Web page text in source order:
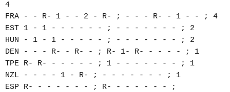
4
FRA - - R- 1 - - 2 - R- ; - - - R- - 1 - - ; 4
EST 1 - 1 - - - - - - ; - - - - - - - ; 2
HUN - 1 - 1 - - - - - ; - - - - - - - ; 2
DEN - - - R- - R- - ; R- 1- R- - - - - ; 1
TPE R- R- - - - - - ; 1 - - - - - - - ; 1
NZL - - - - 1 - R- ; - - - - - - - ; 1
ESP R- - - - - - - ; R- - - - - - - ;